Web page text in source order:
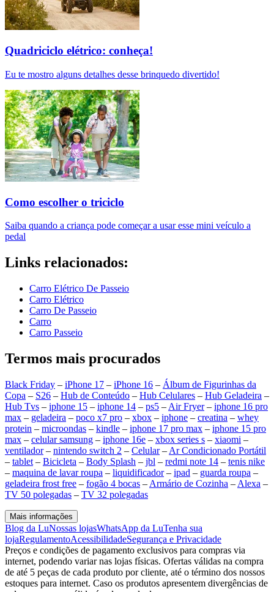
Quadriciclo elétrico: conheça!
Eu te mostro alguns detalhes desse brinquedo divertido!
Como escolher o triciclo
Saiba quando a criança pode começar a usar esse mini veículo a
pedal
Links relacionados:
Carro Elétrico De Passeio
Carro Elétrico
Carro De Passeio
Carro
Carro Passeio
Termos mais procurados
Black Friday – iPhone 17 – iPhone 16 – Álbum de Figurinhas da
Copa – S26 – Hub de Conteúdo – Hub Celulares – Hub Geladeira –
Hub Tvs – iphone 15 – iphone 14 – ps5 – Air Fryer– iphone 16 pro
max – geladeira – poco x7 pro – xbox – iphone – creatina – whey
protein – microondas – kindle – iphone 17 pro max – iphone 15 pro
max – celular samsung – iphone 16e – xbox series s – xiaomi –
ventilador– nintendo switch 2 – Celular– Ar Condicionado Portátil
– tablet – Bicicleta – Body Splash – jbl – redmi note 14 – tenis nike
– maquina de lavar roupa – liquidificador– ipad – guarda roupa –
geladeira frost free – fogão 4 bocas – Armário de Cozinha – Alexa –
TV 50 polegadas – TV 32 polegadas
Mais informações
Blog da LuNossas lojasWhatsApp da LuTenha sua
lojaRegulamentoAcessibilidadeSegurança e Privacidade
Preços e condições de pagamento exclusivos para compras via
internet, podendo variar nas lojas físicas. Ofertas válidas na compra
de até 5 peças de cada produto por cliente, até o término dos nossos
estoques para internet. Caso os produtos apresentem divergências de